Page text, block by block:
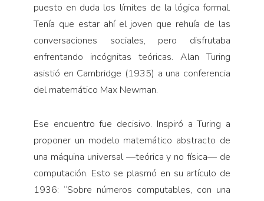
puesto en duda los límites de la lógica formal.
Tenía que estar ahí el joven que rehuía de las
conversaciones sociales, pero disfrutaba
enfrentando incógnitas teóricas. Alan Turing
asistió en Cambridge (1935) a una conferencia
del matemático Max Newman.
Ese encuentro fue decisivo. Inspiró a Turing a
proponer un modelo matemático abstracto de
una máquina universal —teórica y no física— de
computación. Esto se plasmó en su artículo de
1936: “Sobre números computables, con una